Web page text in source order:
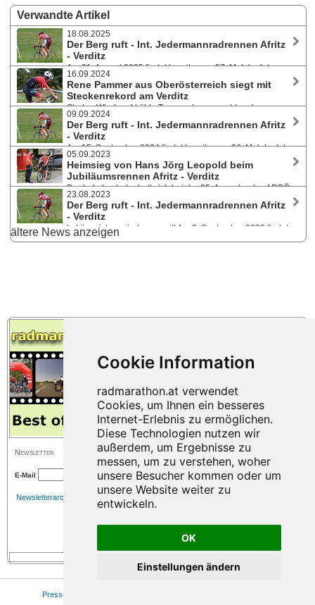
OK
Einstellungen ändern
Verwandte Artikel
18.08.2025
Der Berg ruft - Int. Jedermannradrennen Afritz
- Verditz
Am 31. August 2025 findet bereits zum 27. Mal der Int.
ARBÖ Helvetia Bergpreis Afritz - Verditz statt. Dieses vom ARBÖ ASKÖ
Raiffeisen Radclub Feld am See veranstaltete Rennen zählt zum
Kärnten Sport Jedermannradcup und heuer auch wieder zur Österr.
Jahreswertung für Amateure und Masters.
16.09.2024
Rene Pammer aus Oberösterreich siegt mit
Steckenrekord am Verditz
Starker Wind und kühle Temperaturen machten den
Teilnehmer:innen bei der 26. Ausgabe des ARBÖ Helvetia Bergpreis
Afritz - Verditz am 15. September 2024 zu schaffen. Den Tagessieg
holten sich Rene Pammer mit neuem Streckenrekord und Astrid
Lamprecht.
09.09.2024
Der Berg ruft - Int. Jedermannradrennen Afritz
- Verditz
Am 15. September 2024 findet bereits zum 26. Mal der Int.
ARBÖ Helvetia Bergpreis Afritz - Verditz statt. Dieses vom ARBÖ ASKÖ
Raiffeisen Radclub Feld am See veranstaltete Rennen zählt zum
Kärnten Sport Jedermannradcup und heuer werden auch erstmals die
Österr. und Kärntner Bergmeisterschaften ausgetragen.
05.09.2023
Heimsieg von Hans Jörg Leopold beim
Jubiläumsrennen Afritz - Verditz
Der Lokalmatador holt sich bei der 25. Ausgabe des ARBÖ
Bergpreises am 3. September 2023 mit der tollen Zeit von 20:05 vor
Toni Tähti (FIN) und Stefan Pöll den Gesamtsieg. Schnellste Dame war
Pia Maria Thoma (25:35) vor Lara Maierbrugger und Astrid Lamprecht.
23.08.2023
Der Berg ruft - Int. Jedermannradrennen Afritz
- Verditz
In kürze ist es wieder soweit! Am 3. September 2023 findet
bereits zum 25. Mal der Int. ARBÖ Helvetia Bergpreis Afritz - Verditz
ältere News anzeigen
Newsletter
E-Mail
Newsletterarchiv
Presse